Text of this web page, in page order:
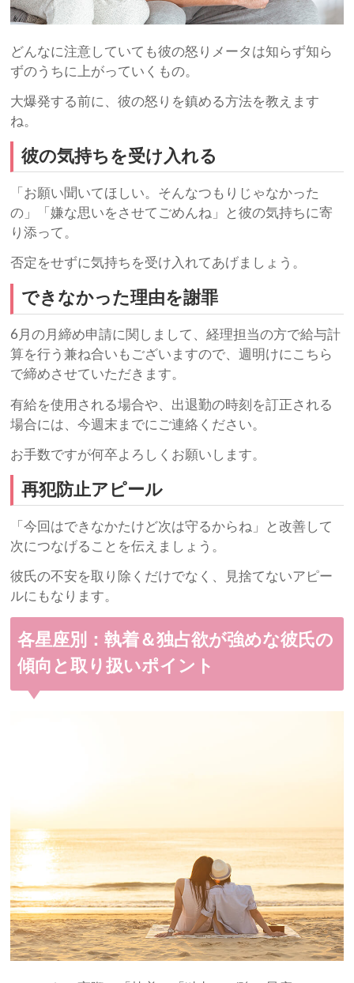
どんなに注意していても彼の怒りメータは知らず知ら
ずのうちに上がっていくもの。
大爆発する前に、彼の怒りを鎮める方法を教えます
ね。
彼の気持ちを受け入れる
「お願い聞いてほしい。そんなつもりじゃなかった
の」「嫌な思いをさせてごめんね」と彼の気持ちに寄
り添って。
否定をせずに気持ちを受け入れてあげましょう。
できなかった理由を謝罪
6月の月締め申請に関しまして、経理担当の方で給与計
算を行う兼ね合いもございますので、週明けにこちら
で締めさせていただきます。
有給を使用される場合や、出退勤の時刻を訂正される
場合には、今週末までにご連絡ください。
お手数ですが何卒よろしくお願いします。
再犯防止アピール
「今回はできなかたけど次は守るからね」と改善して
次につなげることを伝えましょう。
彼氏の不安を取り除くだけでなく、見捨てないアピー
ルにもなります。
各星座別：執着＆独占欲が強めな彼氏の
傾向と取り扱いポイント